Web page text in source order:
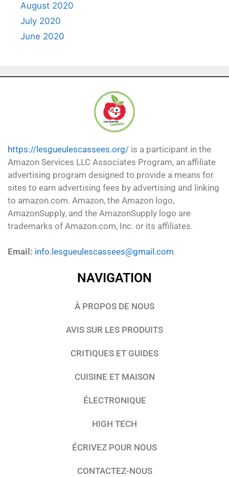
August 2020
July 2020
June 2020
https://lesgueulescassees.org/ is a participant in the
Amazon Services LLC Associates Program, an affiliate
advertising program designed to provide a means for
sites to earn advertising fees by advertising and linking
to amazon.com. Amazon, the Amazon logo,
AmazonSupply, and the AmazonSupply logo are
trademarks of Amazon.com, Inc. or its affiliates.
Email: info.lesgueulescassees@gmail.com
NAVIGATION
À PROPOS DE NOUS
AVIS SUR LES PRODUITS
CRITIQUES ET GUIDES
CUISINE ET MAISON
ÉLECTRONIQUE
HIGH TECH
ÉCRIVEZ POUR NOUS
CONTACTEZ-NOUS